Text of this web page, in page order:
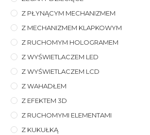
Z PŁYNĄCYM MECHANIZMEM
Z MECHANIZMEM KLAPKOWYM
Z RUCHOMYM HOLOGRAMEM
Z WYŚWIETLACZEM LED
Z WYŚWIETLACZEM LCD
Z WAHADŁEM
Z EFEKTEM 3D
Z RUCHOMYMI ELEMENTAMI
Z KUKUŁKĄ